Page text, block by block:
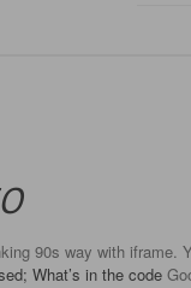
90s way with iframe.
What’s in the code